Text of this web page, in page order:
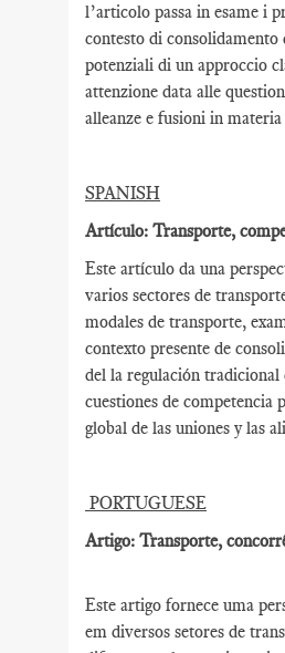
l’articolo passa in esame i
contesto di
potenziali di un approccio
attenzione data alle
alleanze e fusioni in
SPANISH
Artículo: Transporte,
Este artículo da una
varios sectores de
modales de transporte,
contexto presente de
del la regulación tradicional
cuestiones de competencia
global de las uniones y las
PORTUGUESE
Artigo: Transporte,
Este artigo fornece uma
em diversos setores de